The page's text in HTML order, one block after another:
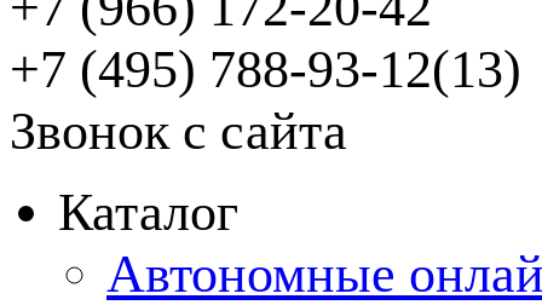
+7 (495) 788-93-12(13)
Звонок с сайта
Каталог
Автономные